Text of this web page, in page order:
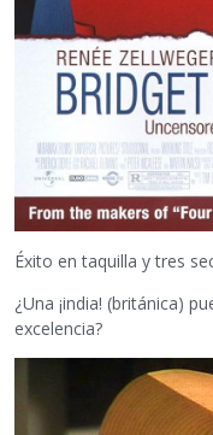
Éxito en taquilla y tres
¿Una ¡india! (británica)
excelencia?